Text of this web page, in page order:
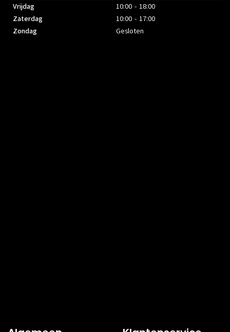
Vrijdag
10:00 - 18:00
Zaterdag
10:00 - 17:00
Zondag
Gesloten